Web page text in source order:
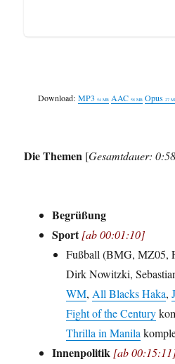
Download: MP3 54 MB AAC 58 MB Opus 27
Die Themen [Gesamtdauer:
Begrüßung
Sport[ab 00:01:10]
Fußball (BMG, MZ05,
Dirk Nowitzki,
WM, All Blacks Haka,
Fight of the Century
Thrilla in Manila
Innenpolitik [ab